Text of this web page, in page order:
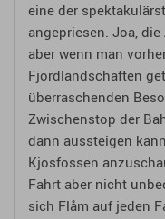
eine der
angepriesen. Joa,
aber wenn man
Fjordlandschaften
überraschenden
Zwischenstop der
dann aussteigen
Kjosfossen
Fahrt aber nicht
sich Flåm auf jeden